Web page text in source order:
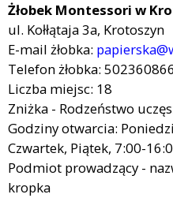
Żłobek Montessori w
ul. Kołłątaja 3a, Krotoszyn
E-mail żłobka:
Telefon żłobka: 502360866
Liczba miejsc: 18
Zniżka - Rodzeństwo
Godziny otwarcia:
Czwartek, Piątek, 7:00-
Podmiot prowadzący -
kropka